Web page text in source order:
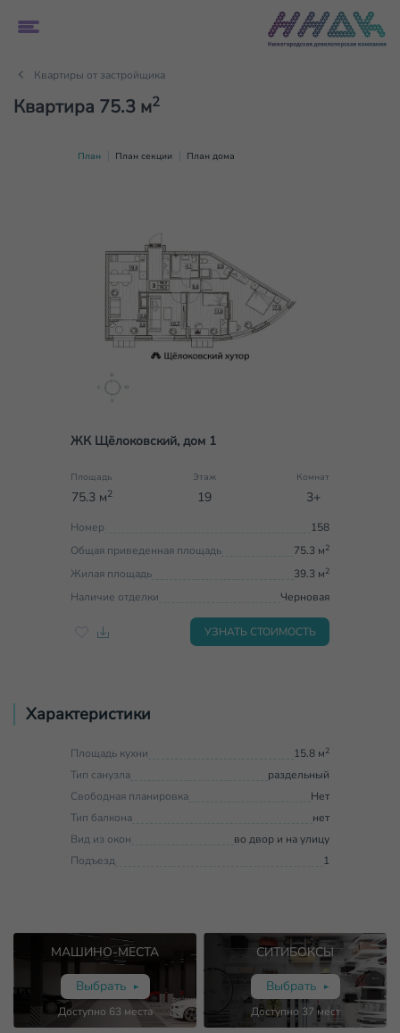
Квартиры от застройщика
Квартира 75.3 м2
План План секции План дома
ЖК Щёлоковский, дом 1
Площадь
75.3 м2
Этаж
19
Комнат
3+
Номер
158
Общая приведенная площадь
75.3 м2
Жилая площадь 39.3 м2
Наличие отделки Черновая
УЗНАТЬ СТОИМОСТЬ
Характеристики
Площадь кухни 15.8 м2
Тип санузла
раздельный
Свободная планировка
Нет
Тип балкона
нет
Вид из окон
во двор и на улицу
Подъезд
1
МАШИНО-МЕСТА
Выбрать
Доступно 63 места
СИТИБОКСЫ
Выбрать
Доступно 37 мест